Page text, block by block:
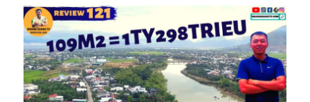
THỊ
NAM
SÔNG
CÁI
DIÊN
KHÁNH